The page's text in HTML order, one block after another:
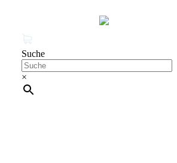
Suche
×